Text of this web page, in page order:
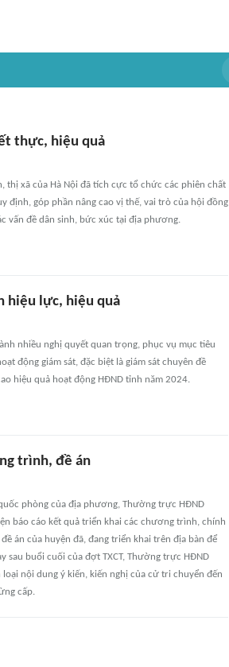
thực, hiệu quả
thị xã của Hà Nội đã tích cực tổ chức các phiên chất
định, góp phần nâng cao vị thế, vai trò của hội đồng
vấn đề dân sinh, bức xúc tại địa phương.
hiệu lực, hiệu quả
nhiều nghị quyết quan trọng, phục vụ mục tiêu
động giám sát, đặc biệt là giám sát chuyên đề
hiệu quả hoạt động HĐND tỉnh năm 2024.
trình, đề án
phòng của địa phương, Thường trực HĐND
báo cáo kết quả triển khai các chương trình, chính
án của huyện đã, đang triển khai trên địa bàn để
sau buổi cuối của đợt TXCT, Thường trực HĐND
nội dung ý kiến, kiến nghị của cử tri chuyển đến
cấp.